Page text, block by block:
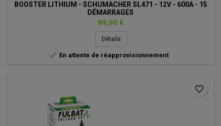
BOOSTER LITHIUM - SCHUMACHER SL471 - 12V - 600A - 15
DÉMARRAGES
Prix
99,00 €
Détails
 En attente de réapprovisionnement
favorite_border